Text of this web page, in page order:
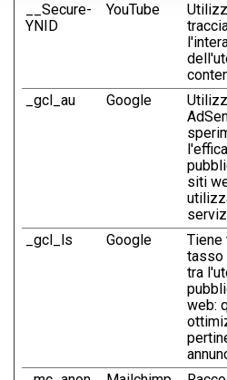
__Secure-
YNID
YouTube
_gcl_au Google
siti
_gcl_ls Google
Tiene
tasso
tra
web: